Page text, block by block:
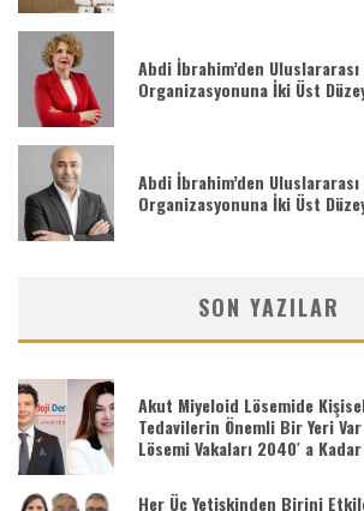
Abdi İbrahim’den
Organizasyonuna İki Üst
Abdi İbrahim’den
Organizasyonuna İki Üst
SON YAZILAR
Akut Miyeloid Lösemide
Tedavilerin Önemli Bir Yeri
Lösemi Vakaları 2040′ a
Her Üç Yetişkinden Birini